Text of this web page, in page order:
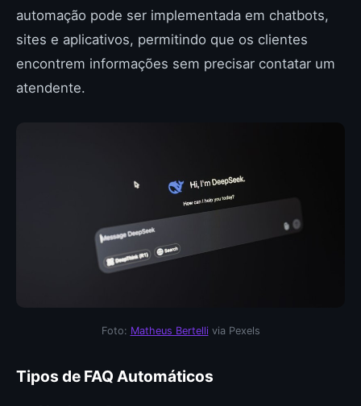
automação pode ser implementada em chatbots,
sites e aplicativos, permitindo que os clientes
encontrem informações sem precisar contatar um
atendente.
Foto: Matheus Bertellivia Pexels
Tipos de FAQ Automáticos